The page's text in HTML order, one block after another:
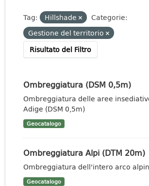
Tag: Hillshade
Categorie:
Gestione del territorio
Risultato del Filtro
Ombreggiatura (DSM 0,5m)
Ombreggiatura delle aree
Adige (DSM 0,5m)
Geocatalogo
Ombreggiatura Alpi (DTM 20m)
Ombreggiatura dell'intero arco
Geocatalogo